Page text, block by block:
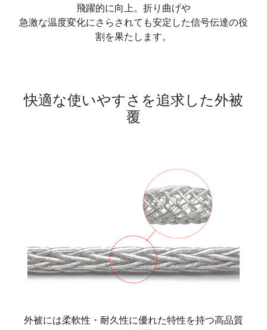
飛躍的に向上。折り曲げや
急激な温度変化にさらされても安定した信号伝達の役
割を果たします。
快適な使いやすさを追求した外被
覆
外被には柔軟性・耐久性に優れた特性を持つ高品質